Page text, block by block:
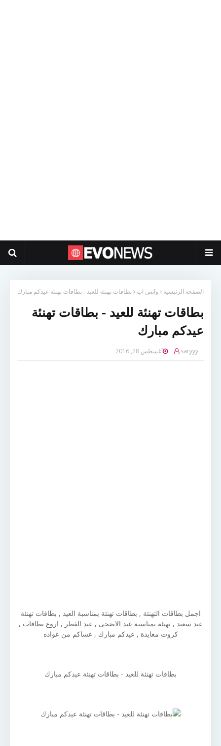
الصفحة الرئيسية واتس اب بطاقات تهنئة للعيد - بطاقات تهنئة عيدكم مبارك
بطاقات تهنئة للعيد - بطاقات تهنئة
عيدكم مبارك
saryyy أغسطس 28, 2016
اجمل بطاقات التهنئة , بطاقات تهنئة بمناسبة العيد , بطاقات تهنئة
عيد سعيد , تهنئة بمناسبة عيد الاضحى , عيد الفطر , اروع بطاقات ,
كروت معايدة , عيدكم مبارك , عساكم من عواده
بطاقات تهنئة للعيد - بطاقات تهنئة عيدكم مبارك